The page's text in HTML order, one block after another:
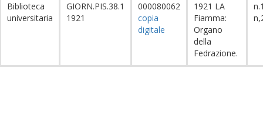
Biblioteca
universitaria
GIORN.PIS.38.1
1921
000080062
copia
digitale
1921 LA
Fiamma:
Organo
della
Fedrazione.